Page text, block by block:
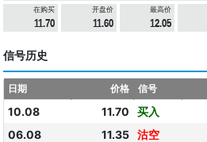
在购买
11.70
开盘价
11.60
最高价
12.05
信号历史
日期 价格 信号
10.08 11.70 买入
06.08
11.35 沽空